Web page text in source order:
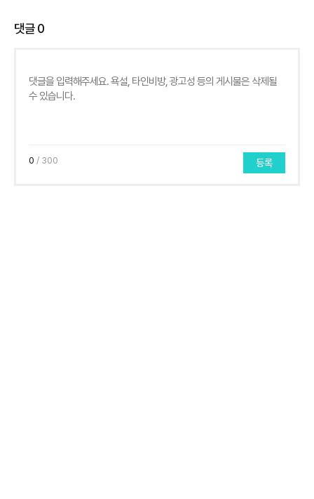
댓글0
0 / 300 등록